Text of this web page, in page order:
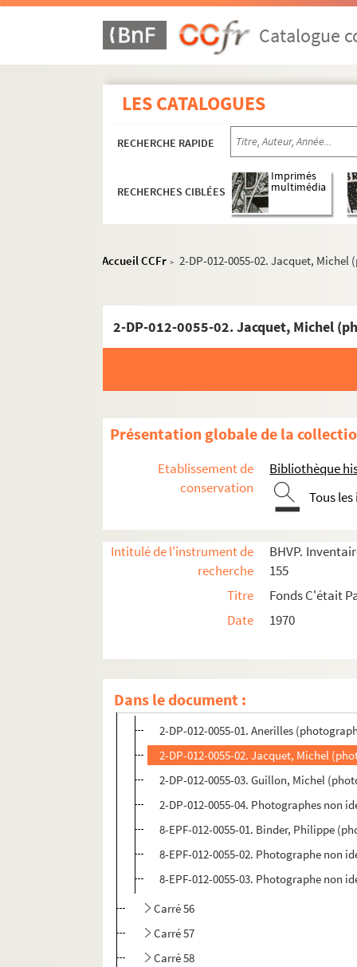
Catalogue
LES CATALOGUES
RECHERCHE RAPIDE
RECHERCHES CIBLÉES
Imprimés
multimédia
Accueil CCFr > 2-DP-012-0055-02. Jacquet,
2-DP-012-0055-02. Jacquet, Michel
Présentation globale de la
Etablissement de
conservation
Bibliothèque
Tous
Intitulé de l'instrument de
recherche
BHVP.
155
Titre
Fonds C'était
Date
1970
Dans le document :
Carrés 29 à 48. 17eet 18e
arrondissements
e
arrondissement
4-EPF-012-1778-004. de Paris quadrillé
Carré 49
Carré 54
Carré 55
2-DP-012-0055-01. Anerilles
2-DP-012-0055-02. Jacquet, Michel
2-DP-012-0055-03. Guillon, Michel
2-DP-012-0055-04. Photographes non
8-EPF-012-0055-01. Binder, Philippe
8-EPF-012-0055-02. Photographe non
8-EPF-012-0055-03. Photographe non
Carré 56
Carré 57
Carré 58